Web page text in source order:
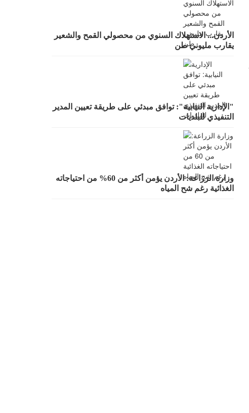
الأردن... الاستهلاك السنوي من محصولي القمح والشعير
يقارب مليوني طن
"الإدارية النيابية": توافق مبدئي على طريقة تعيين المدير
التنفيذي للبلديات
وزارة الزراعة: الأردن يؤمن أكثر من 60% من احتياجاته
الغذائية رغم شح المياه